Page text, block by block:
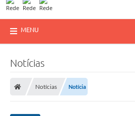
MENU
Notícias
Notícias Notícia